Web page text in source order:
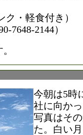
ク・軽食付き）
7648-2144）
今朝は5時
社に向か
写真はそ
た。白い